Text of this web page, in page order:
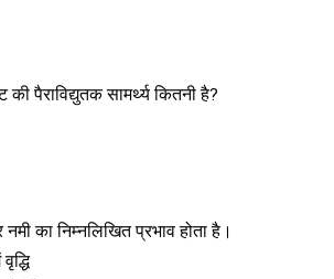
पैराविद्युतक सामर्थ्य कितनी है?
का निम्नलिखित प्रभाव होता है।